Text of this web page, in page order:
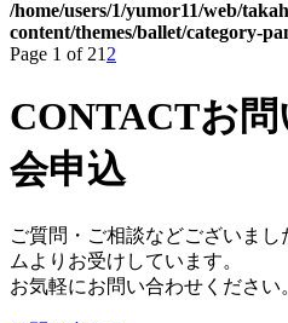
/home/users/1/yumor11/web/
content/themes/ballet/category-
Page 1 of 21 2
CONTACTお
会申込
ご質問・ご相談などございま
ムよりお受けしています。
お気軽にお問い合わせください